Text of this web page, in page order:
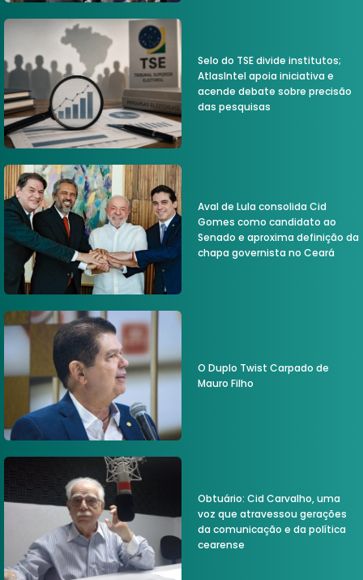
Selo do TSE divide institutos;
AtlasIntel apoia iniciativa e
acende debate sobre precisão
das pesquisas
Aval de Lula consolida Cid
Gomes como candidato ao
Senado e aproxima definição da
chapa governista no Ceará
O Duplo Twist Carpado de
Mauro Filho
Obtuário: Cid Carvalho, uma
voz que atravessou gerações
da comunicação e da política
cearense